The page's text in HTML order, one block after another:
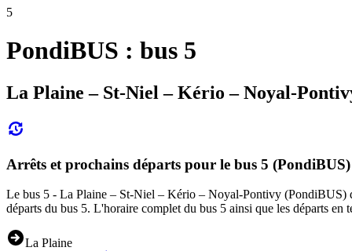
5
PondiBUS : bus 5
La Plaine – St-Niel – Kério – Noyal-
Arrêts et prochains départs pour le bus 5 (PondiBUS)
Le bus 5 - La Plaine – St-Niel – Kério – Noyal-Pontivy (PondiBUS)
départs du bus 5. L'horaire complet du bus 5 ainsi que les départs
La Plaine